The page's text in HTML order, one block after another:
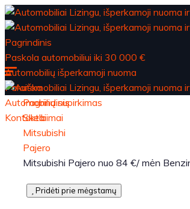
Pagrindinis
Paskola automobiliui iki 30 000 €
Automobilių išperkamoji nuoma
Paraiška
Automobilių supirkimas
Kontaktai
Pagrindinis
Skelbimai
Mitsubishi
Pajero
Mitsubishi Pajero nuo 84 €/ mėn
Pridėti prie mėgstamų